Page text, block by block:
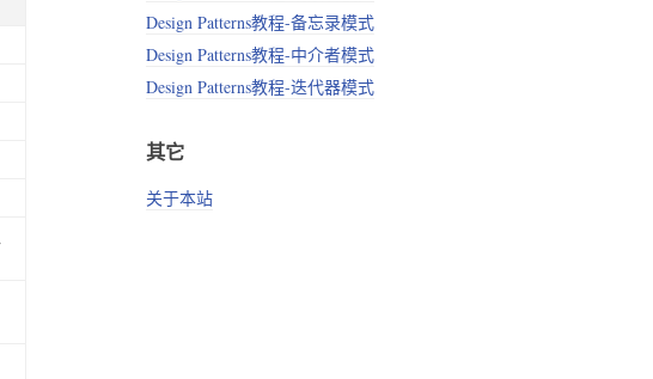
Design Patterns教程-备忘录模式
Design Patterns教程-中介者模式
Design Patterns教程-迭代器模式
其它
关于本站